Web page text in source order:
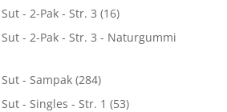
- 2-Pak - Str. 3 (16)
- 2-Pak - Str. 3 - Naturgummi
- Sampak (284)
- Singles - Str. 1 (53)